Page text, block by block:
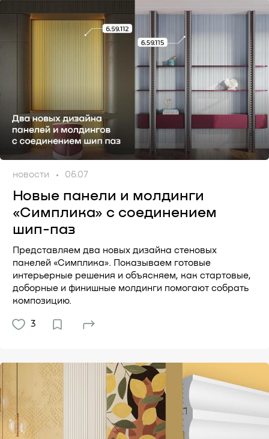
новости 06.07
Новые панели и молдинги
«Симплика» с соединением
шип-паз
Представляем два новых дизайна стеновых
панелей «Симплика». Показываем готовые
интерьерные решения и объясняем, как стартовые,
доборные и финишные молдинги помогают собрать
композицию.
3